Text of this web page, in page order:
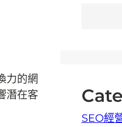
力的網
潛在客
SEO經